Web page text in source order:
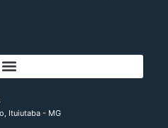
Ituiutaba - MG